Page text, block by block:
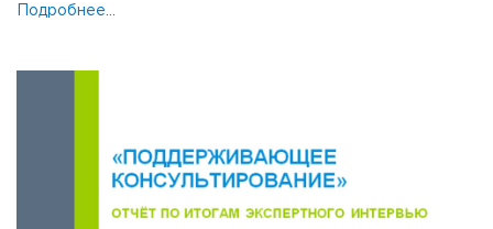
Подробнее...